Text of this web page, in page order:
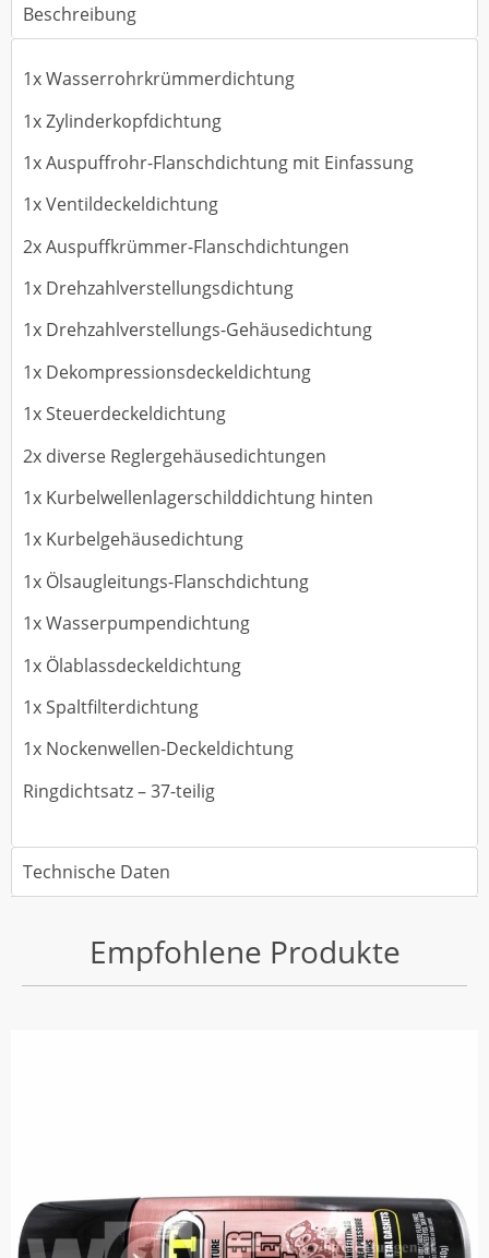
Beschreibung
1x Wasserrohrkrümmerdichtung
1x Zylinderkopfdichtung
1x Auspuffrohr-Flanschdichtung mit Einfassung
1x Ventildeckeldichtung
2x Auspuffkrümmer-Flanschdichtungen
1x Drehzahlverstellungsdichtung
1x Drehzahlverstellungs-Gehäusedichtung
1x Dekompressionsdeckeldichtung
1x Steuerdeckeldichtung
2x diverse Reglergehäusedichtungen
1x Kurbelwellenlagerschilddichtung hinten
1x Kurbelgehäusedichtung
1x Ölsaugleitungs-Flanschdichtung
1x Wasserpumpendichtung
1x Ölablassdeckeldichtung
1x Spaltfilterdichtung
1x Nockenwellen-Deckeldichtung
Ringdichtsatz – 37-teilig
Technische Daten
Empfohlene Produkte